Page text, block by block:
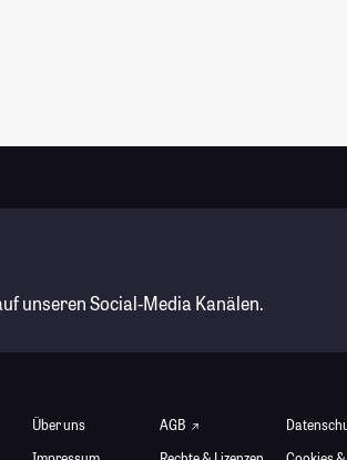
unseren Social-Media Kanälen.
Über uns
AGB